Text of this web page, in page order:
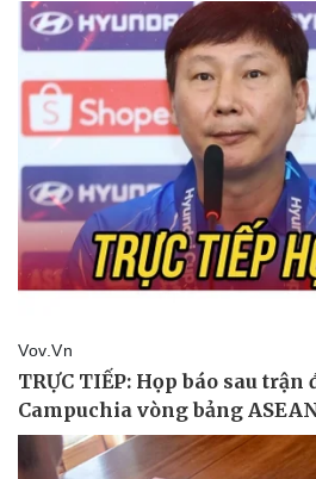
Pháp luật
Vụ án
Tin nóng
Tư vấn luật